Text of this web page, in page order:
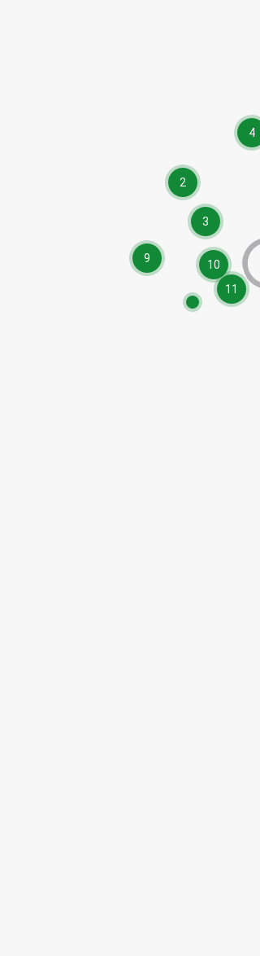
4
10
11
9
3
2